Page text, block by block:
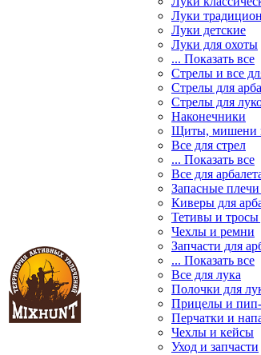
Луки
Луки детские
Луки для охоты
... Показать все
Стрелы и все
Стрелы для
Стрелы для
Наконечники
Щиты, мишени и
Все для стрел
... Показать все
Все для
Запасные плечи
Киверы для
Тетивы и тросы
Чехлы и ремни
Запчасти для
... Показать все
Все для лука
Полочки для
Прицелы и
Перчатки и
Чехлы и кейсы
Уход и запчасти